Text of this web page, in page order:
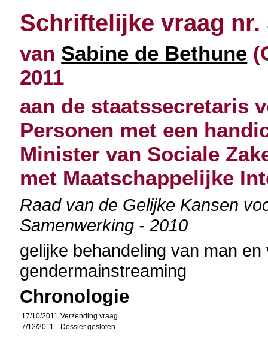
Schriftelijke vraag nr.
van Sabine de Bethune
2011
aan de staatssecretaris
Personen met een
Minister van Sociale
met Maatschappelijke
Raad van de Gelijke Kansen
Samenwerking - 2010
gelijke behandeling van man en
gendermainstreaming
Chronologie
17/10/2011 Verzending vraag
7/12/2011
Dossier gesloten